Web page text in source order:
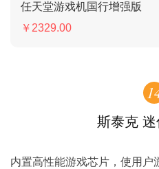
任天堂游戏机国行增强版
￥2329.00
斯泰克
内置高性能游戏芯片，使用